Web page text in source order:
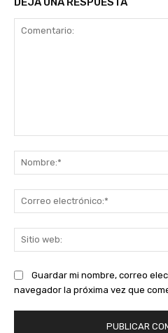
Guardar mi nombre, correo
navegador la próxima vez que